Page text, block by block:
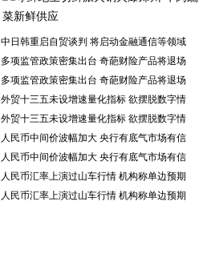
中日韩重启自贸谈判 将启动金融通信等领域
多项监管政策密集出台 奇葩财险产品将退场
多项监管政策密集出台 奇葩财险产品将退场
外贸十三五未设增速量化指标 欲摆脱数字情
外贸十三五未设增速量化指标 欲摆脱数字情
人民币中间价波幅加大 央行有底气市场有信
人民币中间价波幅加大 央行有底气市场有信
人民币汇率上演过山车行情 机构称单边预期
人民币汇率上演过山车行情 机构称单边预期